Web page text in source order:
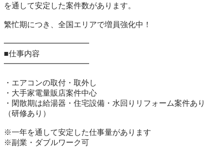
を通して安定した案件数があります。
繁忙期につき、全国エリアで増員強化中！
━━━━━━━━━━━
■仕事内容
━━━━━━━━━━━
・エアコンの取付・取外し
・大手家電量販店案件中心
・閑散期は給湯器・住宅設備・水回りリフォーム案件あり
（研修あり）
※一年を通して安定した仕事量があります
※副業・ダブルワーク可